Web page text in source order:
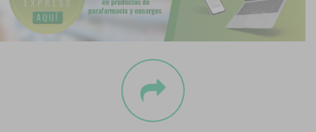
Contacto
Boletín